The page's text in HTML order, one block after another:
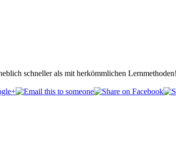
schneller als mit herkömmlichen